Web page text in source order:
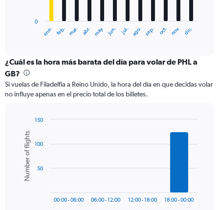
categories.
Range:
12
categories.
The
axis
displaying
values.
Range:
ene. feb. mar. abr. may. jun. jul. ago. sep. oct. nov. dic.
0
¿Cuál es la hora más barata del día para volar de PHL a
GB?
Si vuelas de Filadelfia a Reino Unido, la hora del día en que decidas volar
no influye apenas en el precio total de los billetes.
chart
with
bars.
The
Chart
graphic.
Number of flights
00:00 - 06:00 06:00 - 12:00 12:00 - 18:00 18:00 - 00:00
50
100
150